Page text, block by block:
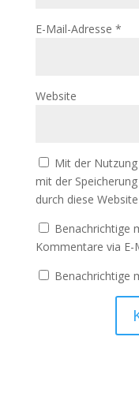
E-Mail-Adresse *
Website
Mit der
mit der
durch diese
Benachrichtige
Kommentare via E-
Benachrichtige